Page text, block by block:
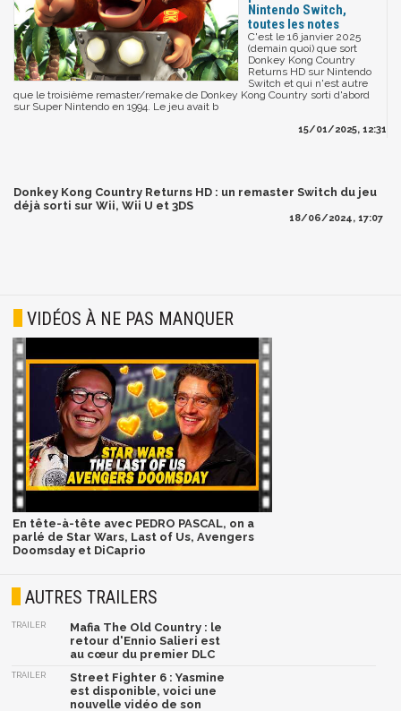
Nintendo Switch,
toutes les notes
C'est le 16 janvier 2025
(demain quoi) que sort
Donkey Kong Country
Returns HD sur Nintendo
Switch et qui n'est autre
que le troisième remaster/remake de Donkey Kong Country sorti d'abord
sur Super Nintendo en 1994. Le jeu avait b
15/01/2025, 12:31
Donkey Kong Country Returns HD : un remaster Switch du jeu
déjà sorti sur Wii, Wii U et 3DS
18/06/2024, 17:07
VIDÉOS À NE PAS MANQUER
En tête-à-tête avec PEDRO PASCAL, on a
parlé de Star Wars, Last of Us, Avengers
Doomsday et DiCaprio
AUTRES TRAILERS
TRAILER
Mafia The Old Country : le
retour d'Ennio Salieri est
au cœur du premier DLC
TRAILER
Street Fighter 6 : Yasmine
est disponible, voici une
nouvelle vidéo de son